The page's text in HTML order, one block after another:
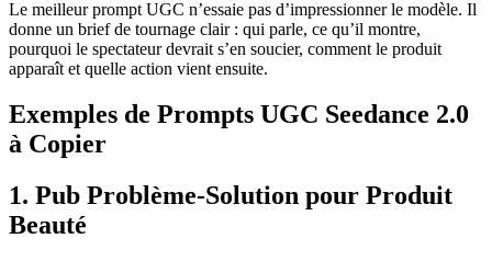
Le meilleur prompt UGC n’essaie pas d’impressionner le modèle. Il
donne un brief de tournage clair : qui parle, ce qu’il montre,
pourquoi le spectateur devrait s’en soucier, comment le produit
apparaît et quelle action vient ensuite.
Exemples de Prompts UGC Seedance 2.0
à Copier
1. Pub Problème-Solution pour Produit
Beauté